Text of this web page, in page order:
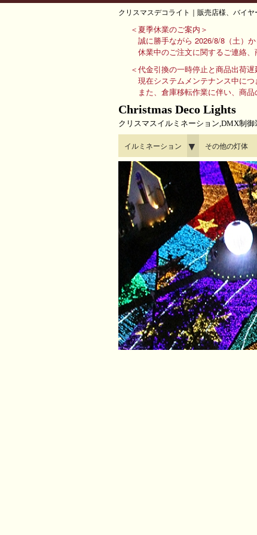
クリスマスデコライト｜販売店様、バイ
＜夏季休業のご案内＞
誠に勝手ながら 2026/8/8（土）
休業中のご注文に関するご連絡
＜代金引換の一時停止と商品出荷遅
現在システムメンテナンス中に
また、倉庫移転作業に伴い、商
Christmas Deco Lights
クリスマスイルミネーション,DMX制御
イルミネーション ▼ その他の灯体